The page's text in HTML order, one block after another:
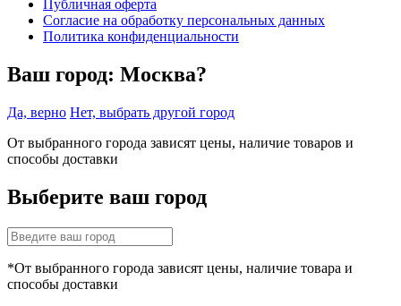
Публичная оферта
Согласие на обработку персональных данных
Политика конфиденциальности
Ваш город: Москва?
Да, верно Нет, выбрать другой город
От выбранного города зависят цены, наличие товаров и
способы доставки
Выберите ваш город
*От выбранного города зависят цены, наличие товара и
способы доставки